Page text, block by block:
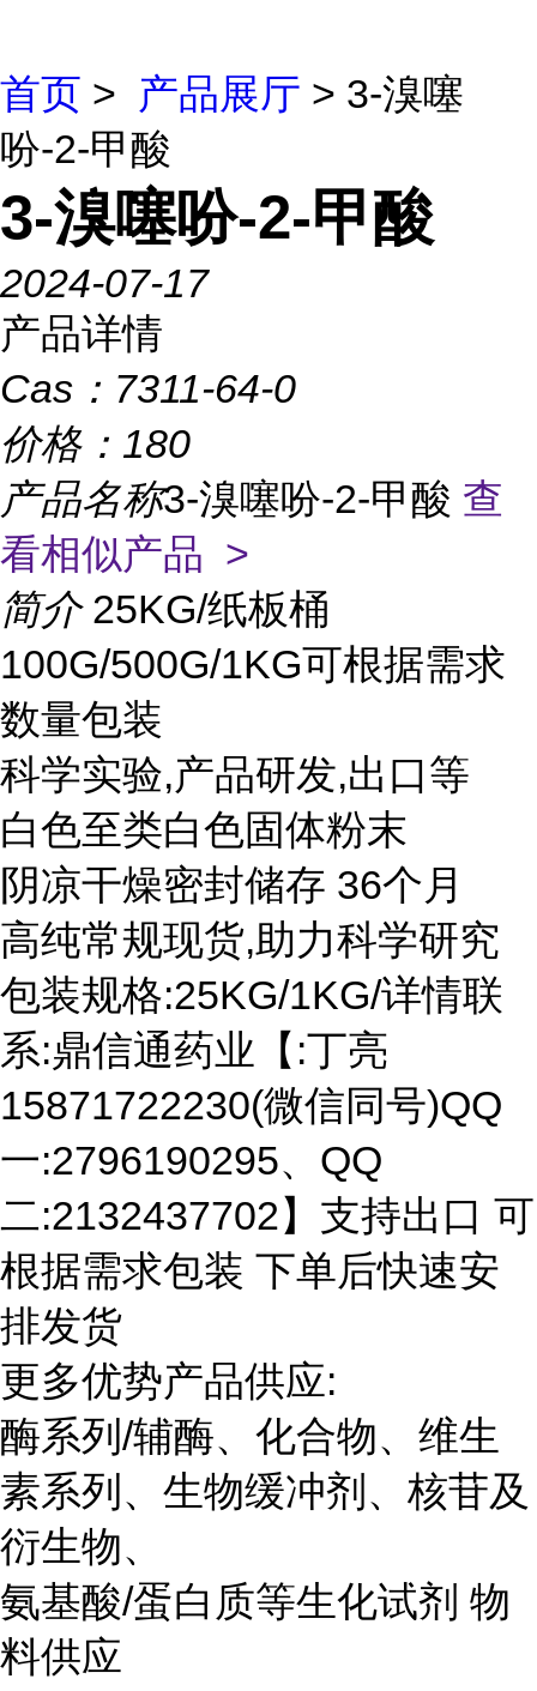
首页 > 产品展厅 > 3-溴噻
吩-2-甲酸
3-溴噻吩-2-甲酸
2024-07-17
产品详情
Cas： 7311-64-0
价格： 180
产品名称3-溴噻吩-2-甲酸 查
看相似产品 >
简介 25KG/纸板桶
100G/500G/1KG可根据需求
数量包装
科学实验,产品研发,出口等
白色至类白色固体粉末
阴凉干燥密封储存 36个月
高纯常规现货,助力科学研究
包装规格:25KG/1KG/详情联
系:鼎信通药业【:丁亮
15871722230(微信同号)QQ
一:2796190295、QQ
二:2132437702】支持出口 可
根据需求包装 下单后快速安
排发货
更多优势产品供应:
酶系列/辅酶、化合物、维生
素系列、生物缓冲剂、核苷及
衍生物、
氨基酸/蛋白质等生化试剂 物
料供应